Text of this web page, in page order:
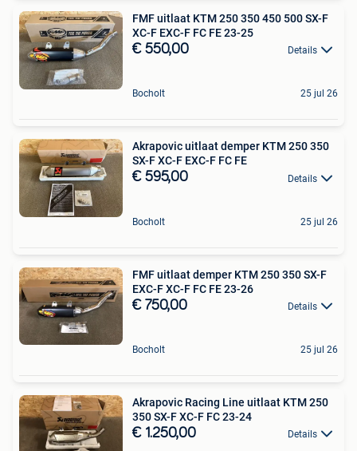
FMF uitlaat KTM 250 350 450 500 SX-F
XC-F EXC-F FC FE 23-25
€ 550,00 Details
Bocholt 25 jul 26
Akrapovic uitlaat demper KTM 250 350
SX-F XC-F EXC-F FC FE
€ 595,00 Details
Bocholt 25 jul 26
FMF uitlaat demper KTM 250 350 SX-F
EXC-F XC-F FC FE 23-26
€ 750,00 Details
Bocholt 25 jul 26
Akrapovic Racing Line uitlaat KTM 250
350 SX-F XC-F FC 23-24
€ 1.250,00 Details